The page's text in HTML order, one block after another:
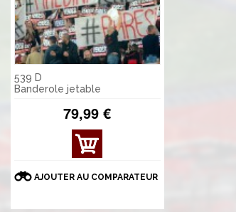
539 D
Banderole jetable
79,99 €
AFFI
CHE
DÉT
AJOUTER AU COMPARATEUR